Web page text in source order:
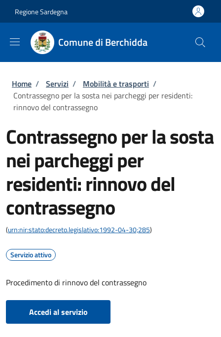
Regione Sardegna
Comune di Berchidda
Briciole di pane
Home / Servizi / Mobilità e trasporti /
Contrassegno per la sosta nei parcheggi per residenti:
rinnovo del contrassegno
Contrassegno per la sosta
nei parcheggi per
residenti: rinnovo del
contrassegno
(urn:nir:stato:decreto.legislativo:1992-04-30;285)
Servizio attivo
Procedimento di rinnovo del contrassegno
Accedi al servizio